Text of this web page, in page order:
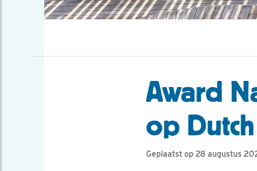
Award
op
Geplaatst op 28 augustus